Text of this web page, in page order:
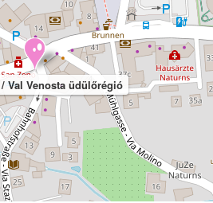
Val Venosta üdülőrégió